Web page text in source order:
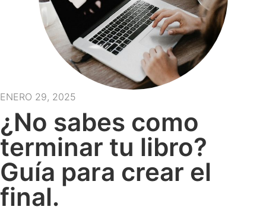
ENERO 29, 2025
¿No sabes como
terminar tu libro?
Guía para crear el
final.